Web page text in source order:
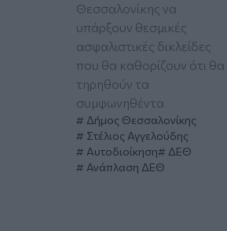
Θεσσαλονίκης να
υπάρξουν θεσμικές
ασφαλιστικές δικλείδες
που θα καθορίζουν ότι θα
τηρηθούν τα
συμφωνηθέντα
Δήμος Θεσσαλονίκης
Στέλιος Αγγελούδης
Αυτοδιοίκηση
ΔΕΘ
Ανάπλαση ΔΕΘ